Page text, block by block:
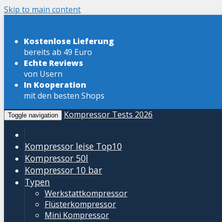
Skip to main content
Kostenlose Lieferung
bereits ab 49 Euro
Echte Reviews
von Usern
In Kooperation
mit den besten Shops
Toggle navigation Kompressor Tests 2026
Kompressor leise Top10
Kompressor 50l
Kompressor 10 bar
Typen
Werkstattkompressor
Flüsterkompressor
Mini Kompressor